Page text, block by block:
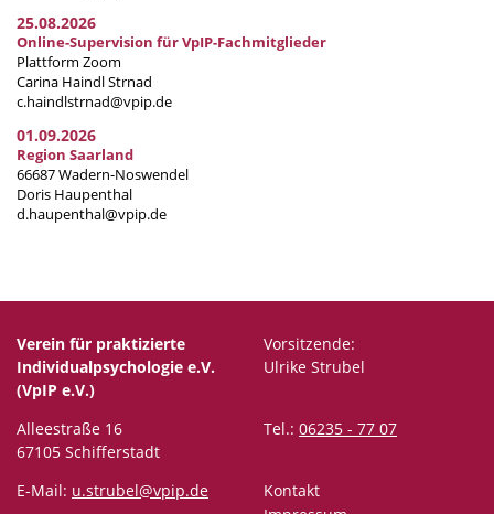
25.08.2026
Online-Supervision für VpIP-Fachmitglieder
Plattform Zoom
Carina Haindl Strnad
c.haindlstrnad@vpip.de
01.09.2026
Region Saarland
66687 Wadern-Noswendel
Doris Haupenthal
d.haupenthal@vpip.de
Verein für praktizierte
Individualpsychologie e.V.
(VpIP e.V.)
Vorsitzende:
Ulrike Strubel
Alleestraße 16
67105 Schifferstadt
Tel.: 06235 - 77 07
E-Mail: u.strubel@vpip.de
Kontakt